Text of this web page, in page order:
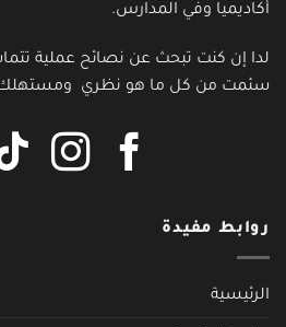
أكاديميا وفي المدارس.
لدا إن كنت تبحث عن نصائح عملية
سئمت من كل ما هو نظري ومستهلك
روابط مفيدة
الرئيسية